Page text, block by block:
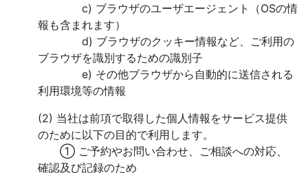
c) ブラウザのユーザエージェント（OSの情
報も含まれます）
d) ブラウザのクッキー情報など、ご利用の
ブラウザを識別するための識別子
e) その他ブラウザから自動的に送信される
利用環境等の情報
(2) 当社は前項で取得した個人情報をサービス提供
のために以下の目的で利用します。
① ご予約やお問い合わせ、ご相談への対応、
確認及び記録のため